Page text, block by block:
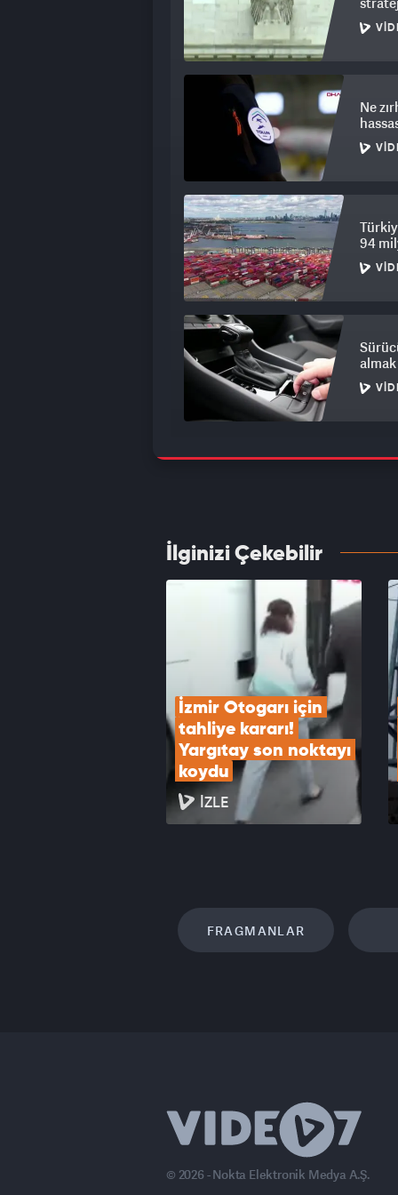
Ne
94
almak
İlginizi Çekebilir
İzmir Otogarı için
tahliye kararı!
Yargıtay son noktayı
koydu
İZLE
FRAGMANLAR
© 2026 - Nokta Elektronik Medya A.Ş.